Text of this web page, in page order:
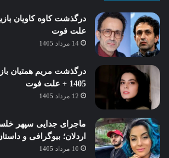
درگذشت کاوه کاویان
علت فوت
14 مرداد 1405
1405 + علت فوت
12 مرداد 1405
ماجرای جدایی سپهر
اردلان؛ بیوگرافی و
10 مرداد 1405